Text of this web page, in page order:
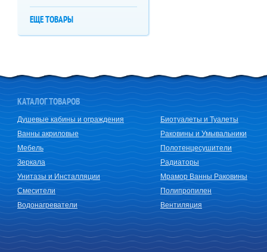
ЕЩЕ ТОВАРЫ
КАТАЛОГ ТОВАРОВ
Душевые кабины и ограждения
Ванны акриловые
Мебель
Зеркала
Унитазы и Инсталляции
Смесители
Водонагреватели
Биотуалеты и Туалеты
Раковины и Умывальники
Полотенцесушители
Радиаторы
Мрамор Ванны Раковины
Полипропилен
Вентиляция